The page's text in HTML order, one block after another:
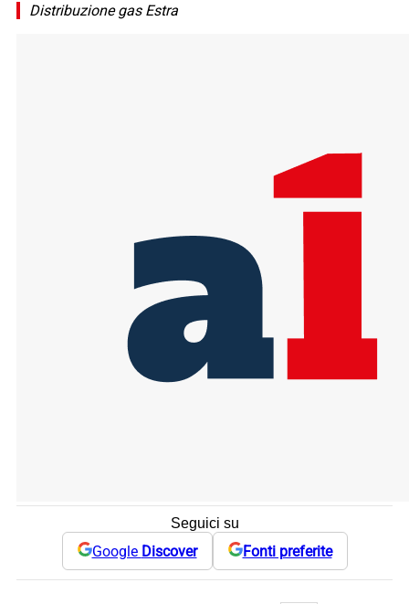
Distribuzione gas Estra
Seguici su
Google Discover Fonti preferite